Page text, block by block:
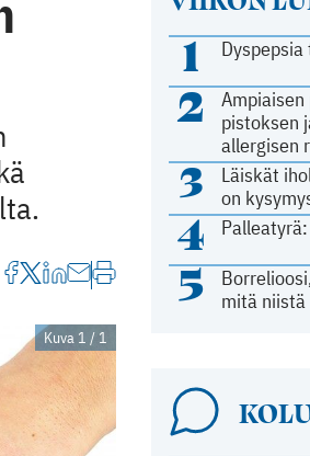
1
2
pistoksen
allergisen
3
Läiskät
on
4
5
mitä
Kuva 1 / 1